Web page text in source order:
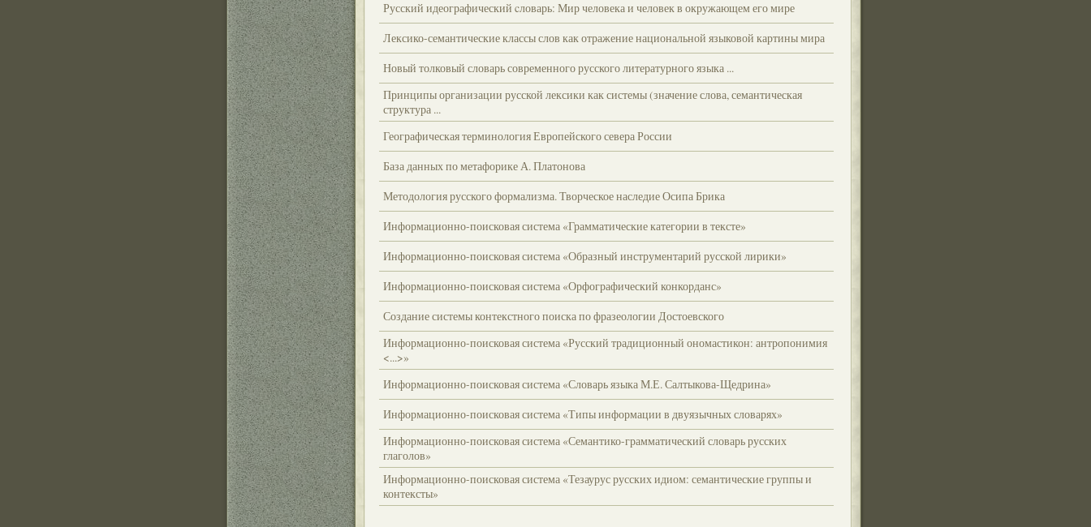
Русский идеографический cловарь: Мир человека и человек в окружающем его мире
Лексико-семантические классы слов как отражение национальной языковой картины мира
Новый толковый словарь современного русского литературного языка ...
Принципы организации русской лексики как системы (значение слова, семантическая
структура ...
Географическая терминология Европейского севера России
База данных по метафорике А. Платонова
Методология русского формализма. Творческое наследие Осипа Брика
Информационно-поисковая система «Грамматические категории в тексте»
Информационно-поисковая система «Образный инструментарий русской лирики»
Информационно-поисковая система «Орфографический конкорданс»
Создание системы контекстного поиска по фразеологии Достоевского
Информационно-поисковая система «Русский традиционный ономастикон: антропонимия
<...>»
Информационно-поисковая система «Словарь языка М.Е. Салтыкова-Щедрина»
Информационно-поисковая система «Типы информации в двуязычных словарях»
Информационно-поисковая система «Семантико-грамматический словарь русских
глаголов»
Информационно-поисковая система «Тезаурус русских идиом: семантические группы и
контексты»